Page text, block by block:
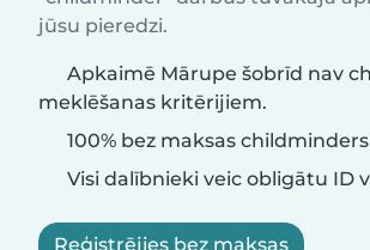
jūsu pieredzi.
Apkaimē Mārupe šobrīd nav
meklēšanas kritērijiem.
100% bez maksas childminders
Visi dalībnieki veic obligātu ID
Reģistrējies bez maksas